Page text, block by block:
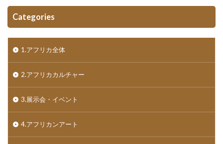
Categories
1.アフリカ全体
2.アフリカカルチャー
3.展示会・イベント
4.アフリカンアート